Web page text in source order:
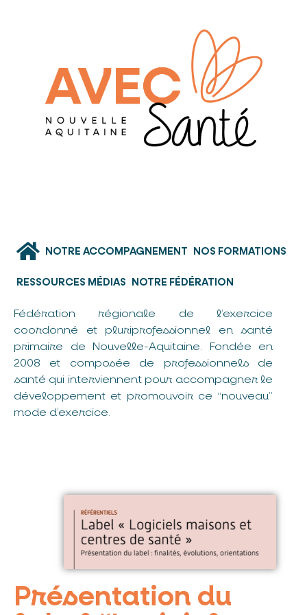
NOTRE ACCOMPAGNEMENT NOS FORMATIONS
RESSOURCES MÉDIAS NOTRE FÉDÉRATION
Fédération régionale de l’exercice
coordonné et pluriprofessionnel en santé
primaire de Nouvelle-Aquitaine. Fondée en
2008 et composée de professionnels de
santé qui interviennent pour accompagner le
développement et promouvoir ce “nouveau”
mode d’exercice.
Présentation du